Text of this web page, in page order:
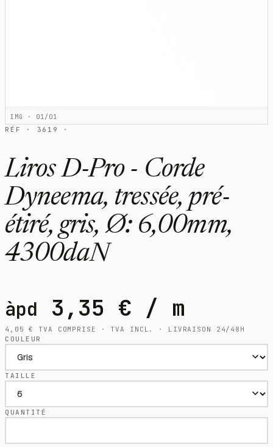
IMG · 01/01
RÉF · 3619 ·
Liros D-Pro - Corde
Dyneema, tressée, pré-
étiré, gris, Ø: 6,00mm,
4300daN
àpd 3,35 € / m
4,05€
TVA COMPRISE · TVA INCL. · LIVRAISON 24/48H
COULEUR
TAILLE
QUANTITÉ